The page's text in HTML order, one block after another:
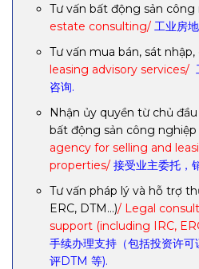
Tư vấn bất động sản công
estate consulting/ 工业房
Tư vấn mua bán, sát
leasing advisory services/
咨询.
Nhận ủy quyền từ chủ
bất động sản công nghiệp
agency for selling and
properties/ 接受业主委托，
Tư vấn pháp lý và hỗ trợ
ERC, DTM…)/ Legal
support (including IRC,
手续办理支持（包括投资许
评DTM 等).